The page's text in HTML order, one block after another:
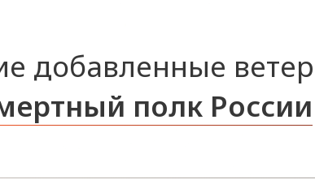
добавленные
полк России